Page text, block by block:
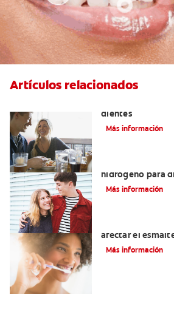
Artículos relacionados
dientes
Más información
hidrógeno para
Más información
afectar el
Más información